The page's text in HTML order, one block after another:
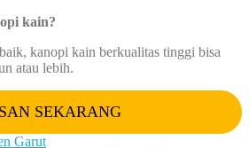
kain?
kanopi kain berkualitas tinggi bisa
atau lebih.
SEKARANG